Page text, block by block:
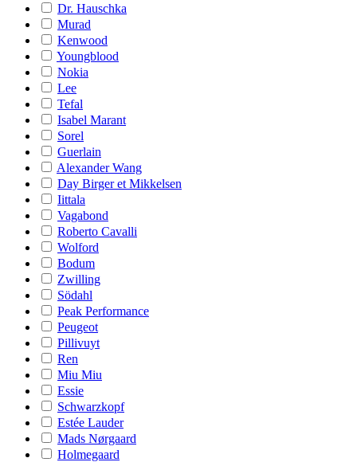
Dr. Hauschka
Murad
Kenwood
Youngblood
Nokia
Lee
Tefal
Isabel Marant
Sorel
Guerlain
Alexander Wang
Day Birger et Mikkelsen
Iittala
Vagabond
Roberto Cavalli
Wolford
Bodum
Zwilling
Södahl
Peak Performance
Peugeot
Pillivuyt
Ren
Miu Miu
Essie
Schwarzkopf
Estée Lauder
Mads Nørgaard
Holmegaard